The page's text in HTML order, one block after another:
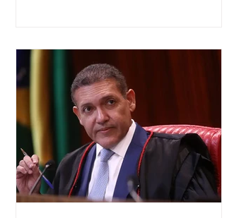
Empresas (Sebrae), realizado a partir de
dados do Instituto Brasileiro de
Geografia e Estatística (IBGE). O estudo
do Sebrae mostra que, no quarto
trimestre de 2025, os empreendedores
60+ formalizados atingiram o maior
rendime